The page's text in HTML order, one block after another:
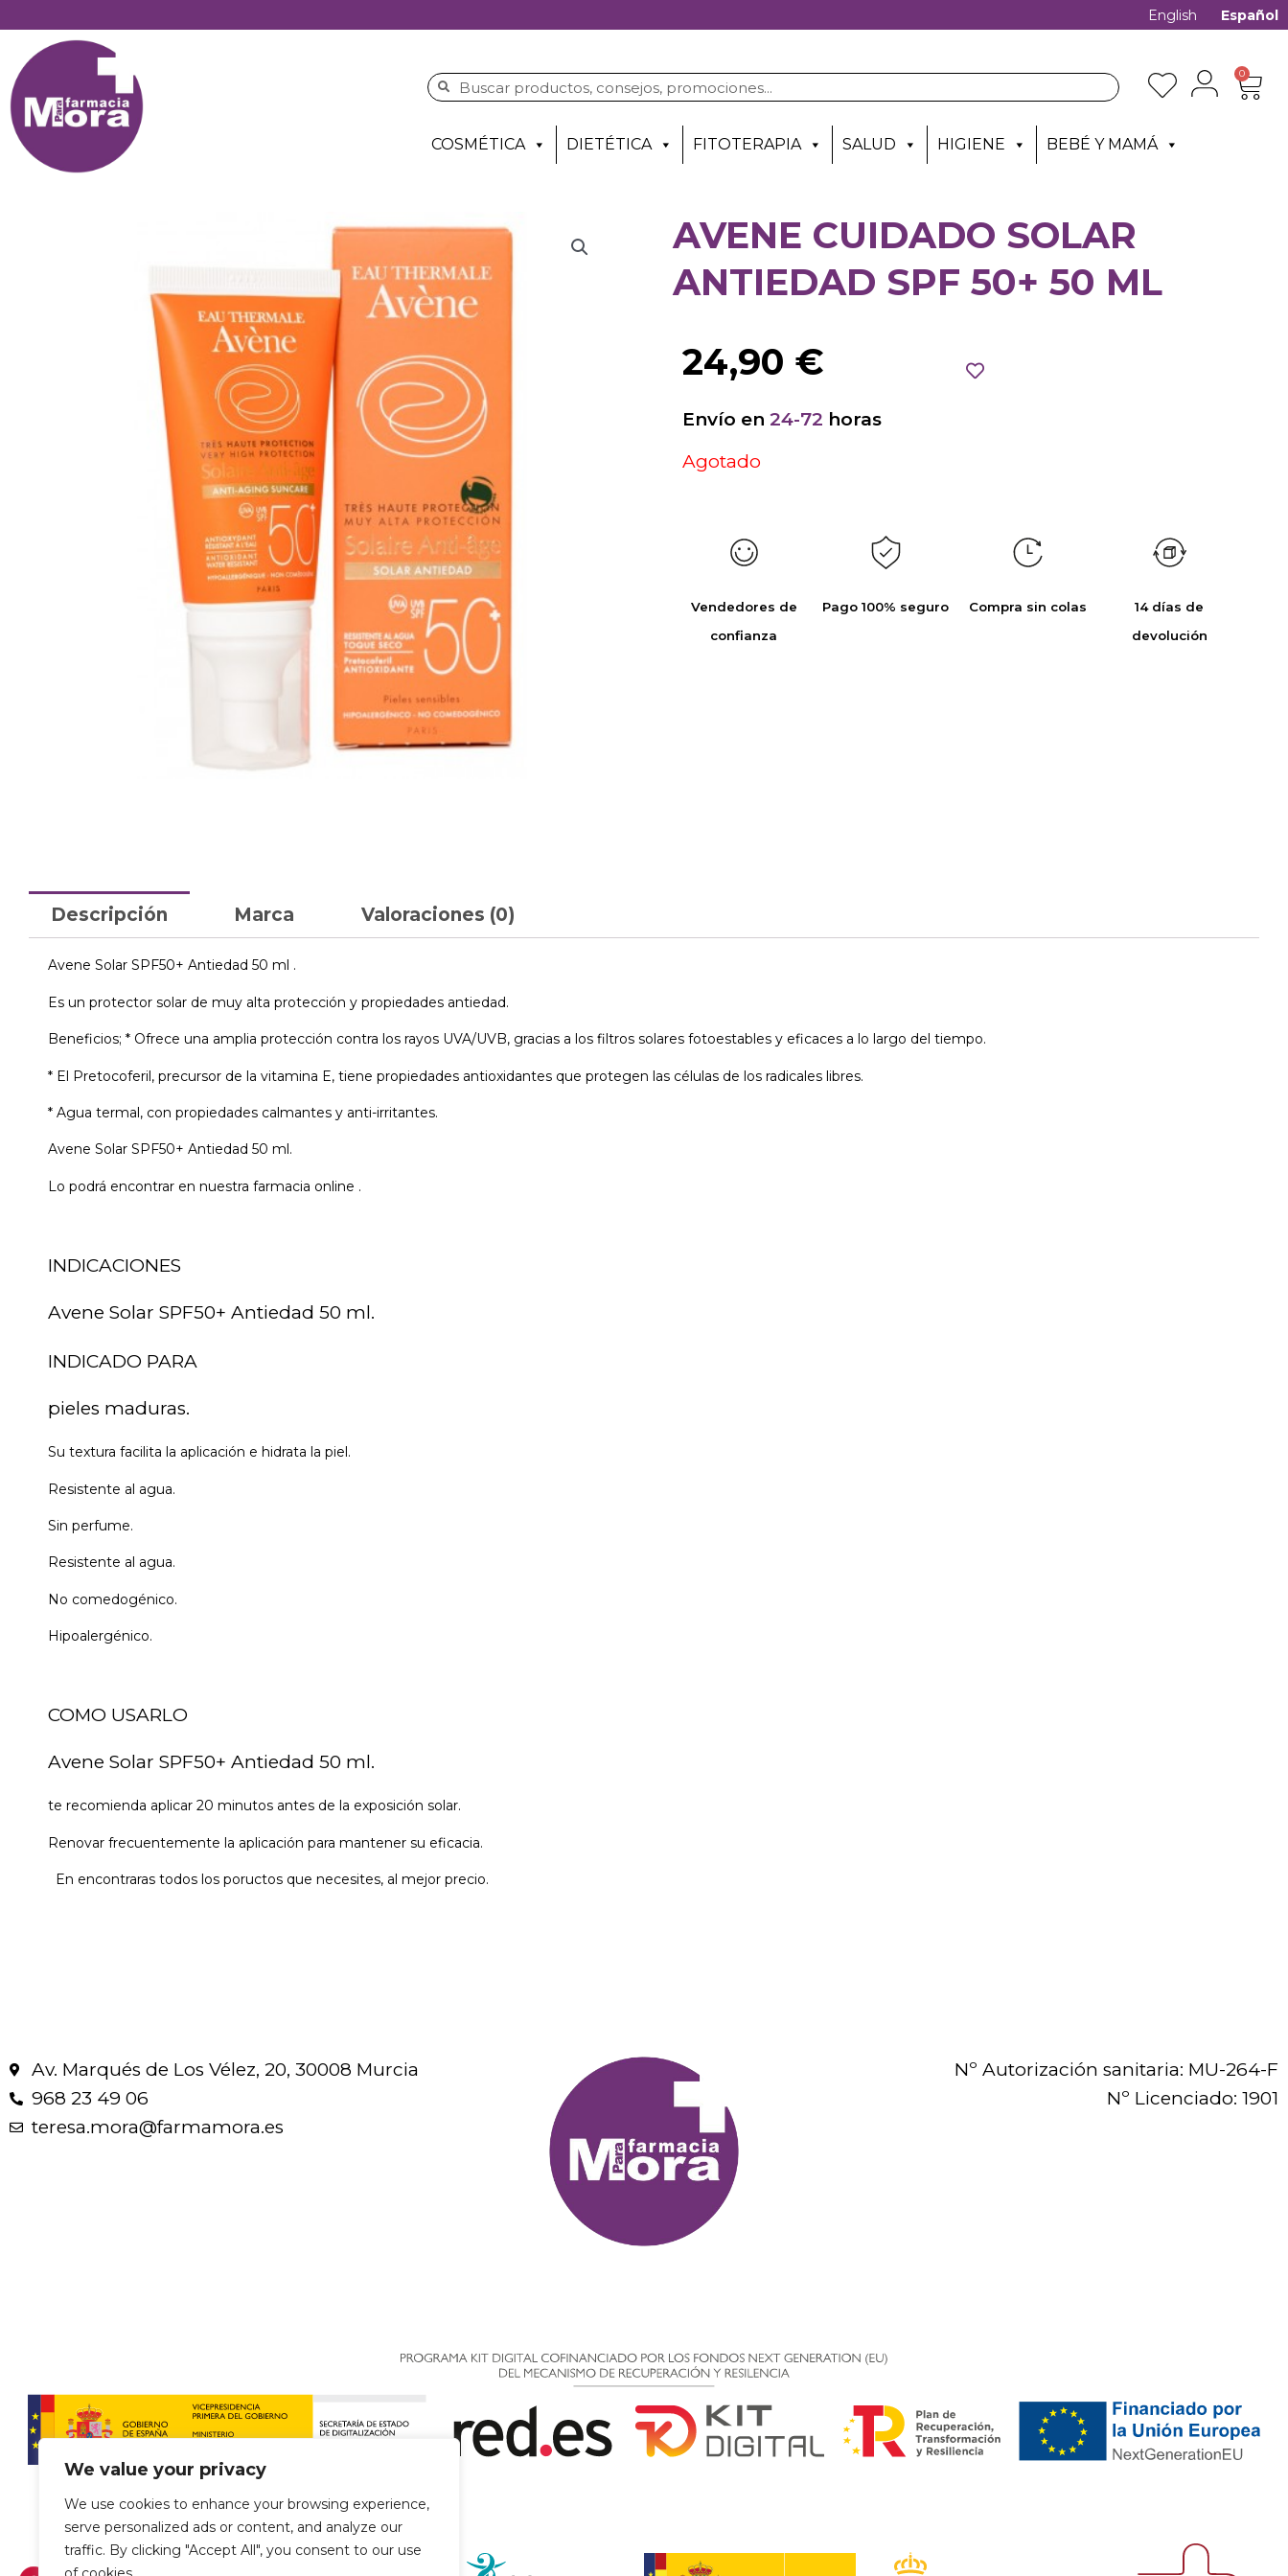
We value your privacy
We use cookies to enhance your browsing experience,
serve personalized ads or content, and analyze our
traffic. By clicking "Accept All", you consent to our use
English Español
0
COSMÉTICA DIETÉTICA FITOTERAPIA SALUD HIGIENE BEBÉ Y MAMÁ
AVENE CUIDADO SOLAR
ANTIEDAD SPF 50+ 50 ML
24,90 €
Envío en 24-72 horas
Agotado
Vendedores de
confianza
Pago 100% seguro Compra sin colas
14 días de
devolución
Descripción Marca Valoraciones (0)
Avene Solar SPF50+ Antiedad 50 ml .
Es un protector solar de muy alta protección y propiedades antiedad.
Beneficios; * Ofrece una amplia protección contra los rayos UVA/UVB, gracias a los filtros solares fotoestables y eficaces a lo largo del tiempo.
* El Pretocoferil, precursor de la vitamina E, tiene propiedades antioxidantes que protegen las células de los radicales libres.
* Agua termal, con propiedades calmantes y anti-irritantes.
Avene Solar SPF50+ Antiedad 50 ml.
Lo podrá encontrar en nuestra farmacia online .
INDICACIONES
Avene Solar SPF50+ Antiedad 50 ml.
INDICADO PARA
pieles maduras.
Su textura facilita la aplicación e hidrata la piel.
Resistente al agua.
Sin perfume.
Resistente al agua.
No comedogénico.
Hipoalergénico.
COMO USARLO
Avene Solar SPF50+ Antiedad 50 ml.
te recomienda aplicar 20 minutos antes de la exposición solar.
Renovar frecuentemente la aplicación para mantener su eficacia.
En encontraras todos los poructos que necesites, al mejor precio.
Av. Marqués de Los Vélez, 20, 30008 Murcia
968 23 49 06
teresa.mora@farmamora.es
Nº Autorización sanitaria: MU-264-F
Nº Licenciado: 1901